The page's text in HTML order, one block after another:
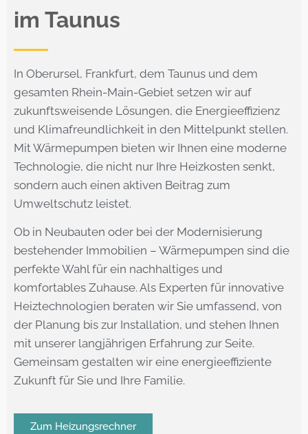
im Taunus
In Oberursel, Frankfurt, dem Taunus und dem
gesamten Rhein-Main-Gebiet setzen wir auf
zukunftsweisende Lösungen, die Energieeffizienz
und Klimafreundlichkeit in den Mittelpunkt stellen.
Mit Wärmepumpen bieten wir Ihnen eine moderne
Technologie, die nicht nur Ihre Heizkosten senkt,
sondern auch einen aktiven Beitrag zum
Umweltschutz leistet.
Ob in Neubauten oder bei der Modernisierung
bestehender Immobilien – Wärmepumpen sind die
perfekte Wahl für ein nachhaltiges und
komfortables Zuhause. Als Experten für innovative
Heiztechnologien beraten wir Sie umfassend, von
der Planung bis zur Installation, und stehen Ihnen
mit unserer langjährigen Erfahrung zur Seite.
Gemeinsam gestalten wir eine energieeffiziente
Zukunft für Sie und Ihre Familie.
Zum Heizungsrechner